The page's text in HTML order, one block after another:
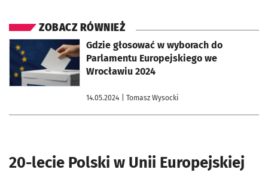
ZOBACZ RÓWNIEŻ
Gdzie głosować w wyborach do
Parlamentu Europejskiego we
Wrocławiu 2024
14.05.2024 | Tomasz Wysocki
otworzy się w nowej karcie
20-lecie Polski w Unii Europejskiej